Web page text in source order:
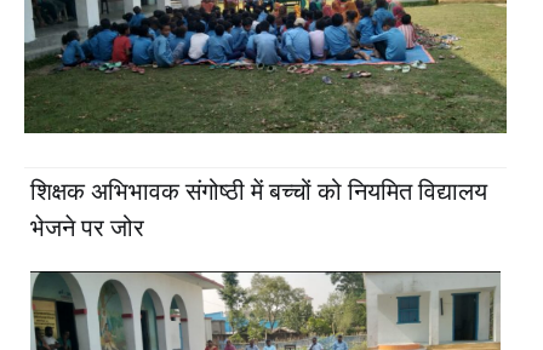
शिक्षक अभिभावक संगोष्ठी में बच्चों को नियमित विद्यालय
भेजने पर जोर